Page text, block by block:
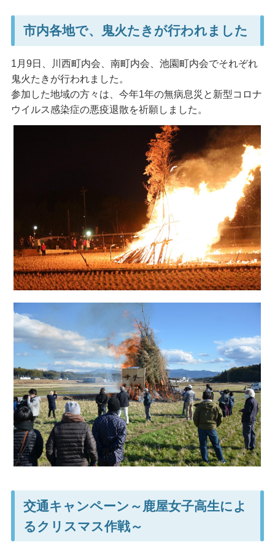
市内各地で、鬼火たきが行われました
1月9日、川西町内会、南町内会、池園町内会でそれぞれ
鬼火たきが行われました。
参加した地域の方々は、今年1年の無病息災と新型コロナ
ウイルス感染症の悪疫退散を祈願しました。
交通キャンペーン～鹿屋女子高生によ
るクリスマス作戦～